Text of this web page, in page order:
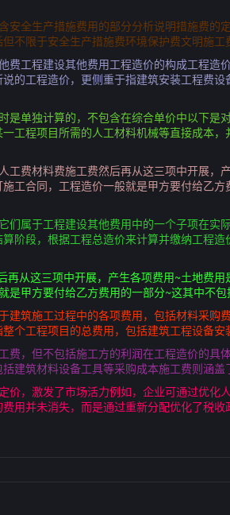
全生产措施费用的部分分析说明措施费的
不限于安全生产措施费环境保护费文明施工
工程建设其他费用工程造价的构成工程造
的工程造价，更侧重于指建筑安装工程费
单独计算的，不包含在综合单价中以下是
工程项目所需的人工材料机械等直接成本
费材料费施工费然后再从这三项中开展，
工合同，工程造价一般就是甲方要付给乙
属于工程建设其他费用中的一个子项在实
阶段，根据工程总造价来计算并缴纳工程
从这三项中开展，产生各项费用~土地费
甲方要付给乙方费用的一部分~这其中不包
筑施工过程中的各项费用，包括材料采购
个工程项目的总费用，包括建筑工程设备安
，但不包括施工方的利润在工程造价的具
建筑材料设备工具等采购成本施工费则涵盖
，激发了市场活力例如，企业可通过优化
用并未消失，而是通过重新分配优化了税收